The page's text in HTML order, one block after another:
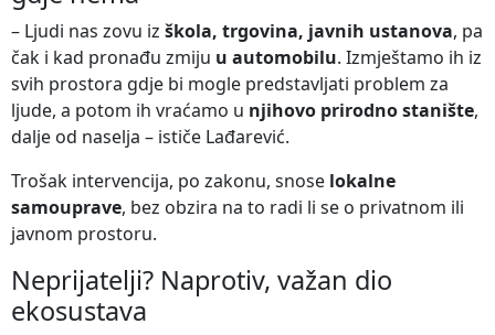
– Ljudi nas zovu iz škola, trgovina, javnih ustanova, pa
čak i kad pronađu zmiju u automobilu. Izmještamo ih iz
svih prostora gdje bi mogle predstavljati problem za
ljude, a potom ih vraćamo u njihovo prirodno stanište,
dalje od naselja – ističe Lađarević.
Trošak intervencija, po zakonu, snose lokalne
samouprave, bez obzira na to radi li se o privatnom ili
javnom prostoru.
Neprijatelji? Naprotiv, važan dio
ekosustava